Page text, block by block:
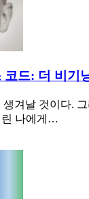
코드: 더 비기
겨날 것이다.
린 나에게…